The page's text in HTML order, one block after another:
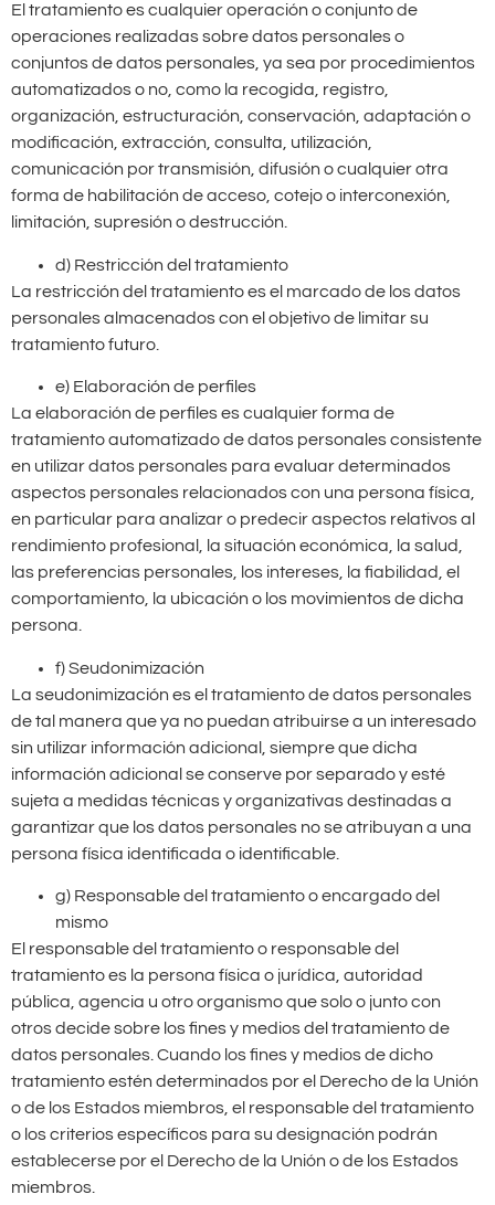
El tratamiento es cualquier operación o conjunto de
operaciones realizadas sobre datos personales o
conjuntos de datos personales, ya sea por procedimientos
automatizados o no, como la recogida, registro,
organización, estructuración, conservación, adaptación o
modificación, extracción, consulta, utilización,
comunicación por transmisión, difusión o cualquier otra
forma de habilitación de acceso, cotejo o interconexión,
limitación, supresión o destrucción.
d) Restricción del tratamiento
La restricción del tratamiento es el marcado de los datos
personales almacenados con el objetivo de limitar su
tratamiento futuro.
e) Elaboración de perfiles
La elaboración de perfiles es cualquier forma de
tratamiento automatizado de datos personales consistente
en utilizar datos personales para evaluar determinados
aspectos personales relacionados con una persona física,
en particular para analizar o predecir aspectos relativos al
rendimiento profesional, la situación económica, la salud,
las preferencias personales, los intereses, la fiabilidad, el
comportamiento, la ubicación o los movimientos de dicha
persona.
f) Seudonimización
La seudonimización es el tratamiento de datos personales
de tal manera que ya no puedan atribuirse a un interesado
sin utilizar información adicional, siempre que dicha
información adicional se conserve por separado y esté
sujeta a medidas técnicas y organizativas destinadas a
garantizar que los datos personales no se atribuyan a una
persona física identificada o identificable.
g) Responsable del tratamiento o encargado del
mismo
El responsable del tratamiento o responsable del
tratamiento es la persona física o jurídica, autoridad
pública, agencia u otro organismo que solo o junto con
otros decide sobre los fines y medios del tratamiento de
datos personales. Cuando los fines y medios de dicho
tratamiento estén determinados por el Derecho de la Unión
o de los Estados miembros, el responsable del tratamiento
o los criterios específicos para su designación podrán
establecerse por el Derecho de la Unión o de los Estados
miembros.